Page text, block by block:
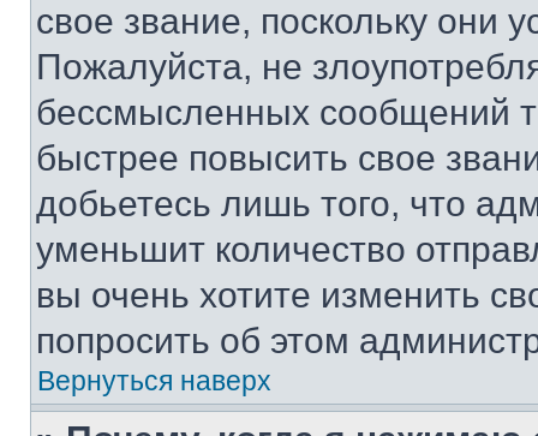
свое звание, поскольку они
Пожалуйста, не
бессмысленных сообщений
быстрее повысить свое
добьетесь лишь того, что
уменьшит количество
вы очень хотите изменить
попросить об этом
Вернуться наверх